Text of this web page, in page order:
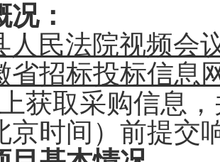
：
人民法院视频会
省招标投标信息
获取采购信息
京时间）前提交